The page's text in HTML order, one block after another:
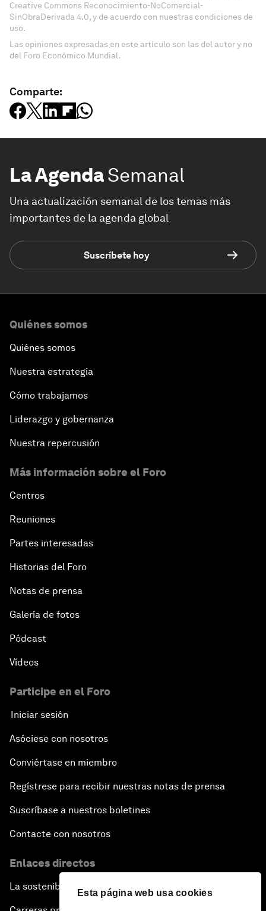
Esta página web usa cookies
Creative Commons Reconocimiento-NoComercial-
SinObraDerivada 4.0, y de acuerdo con nuestras condiciones de
uso.
Las opiniones expresadas en este artículo son las del autor y no
del Foro Económico Mundial.
Comparte:
La AgendaSemanal
Una actualización semanal de los temas más
importantes de la agenda global
Suscríbete hoy
Quiénes somos
Quiénes somos
Nuestra estrategia
Cómo trabajamos
Liderazgo y gobernanza
Nuestra repercusión
Más información sobre el Foro
Centros
Reuniones
Partes interesadas
Historias del Foro
Notas de prensa
Galería de fotos
Pódcast
Vídeos
Participe en el Foro
Iniciar sesión
Asóciese con nosotros
Conviértase en miembro
Regístrese para recibir nuestras notas de prensa
Suscríbase a nuestros boletines
Contacte con nosotros
Enlaces directos
La sostenibilidad en el Foro